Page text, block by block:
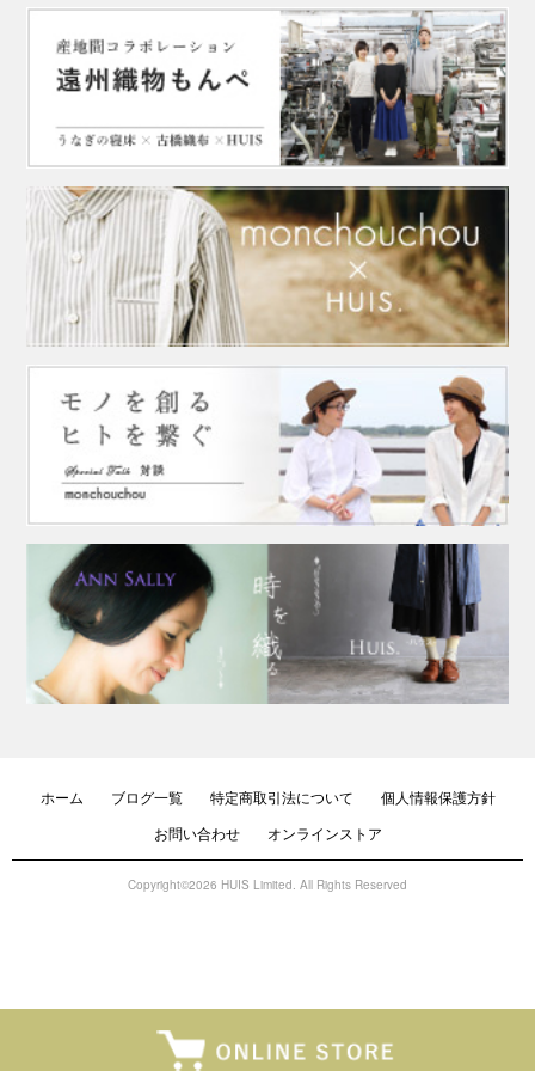
ホーム ブログ一覧 特定商取引法について
個人情報保護方針
お問い合わせ
オンラインストア
Copyright©2026 HUIS Limited. All Rights Reserved